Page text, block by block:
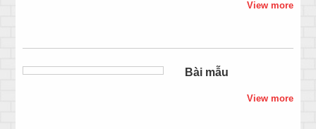
View more
Bài mẫu
View more